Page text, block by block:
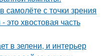
с точки зрения
хвостовая часть
в зелени, и интерьер